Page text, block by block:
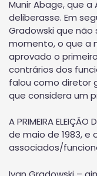
Munir Abage, que
deliberasse. Em
Gradowski que
momento, o que a
aprovado o
contrários dos
falou como diretor
que considera um
A PRIMEIRA
de maio de 1983, e
associados/